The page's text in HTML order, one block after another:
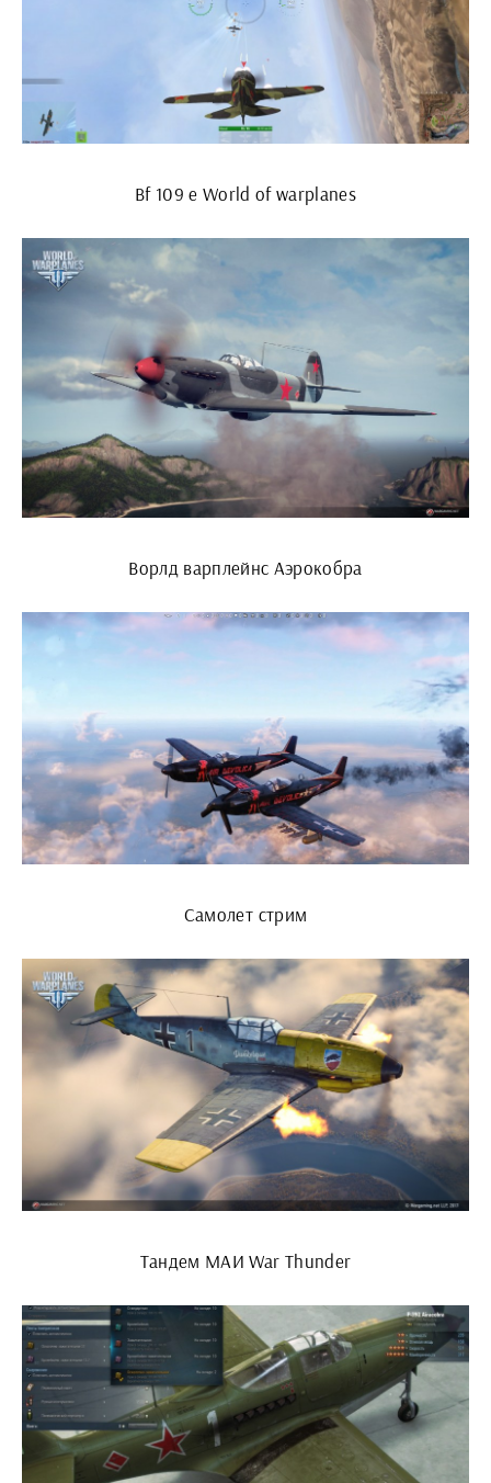
Bf 109 e World of warplanes
Ворлд варплейнс Аэрокобра
Самолет стрим
Тандем МАИ War Thunder